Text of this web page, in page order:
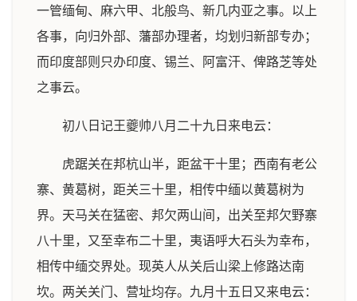
一管缅甸、麻六甲、北般鸟、新几内亚之事。以上
各事，向归外部、藩部办理者，均划归新部专办；
而印度部则只办印度、锡兰、阿富汗、俾路芝等处
之事云。
初八日记王夔帅八月二十九日来电云：
虎踞关在邦杭山半，距盆干十里；西南有老公
寨、黄葛树，距关三十里，相传中缅以黄葛树为
界。天马关在猛密、邦欠两山间，出关至邦欠野寨
八十里，又至幸布二十里，夷语呼大石头为幸布，
相传中缅交界处。现英人从关后山梁上修路达南
坎。两关关门、营址均存。九月十五日又来电云：